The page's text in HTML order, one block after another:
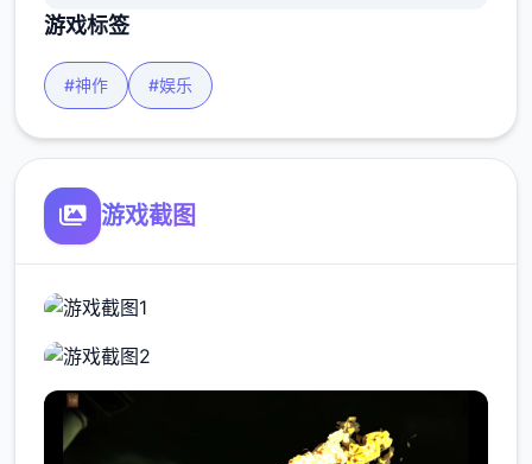
游戏标签
#神作 #娱乐
游戏截图